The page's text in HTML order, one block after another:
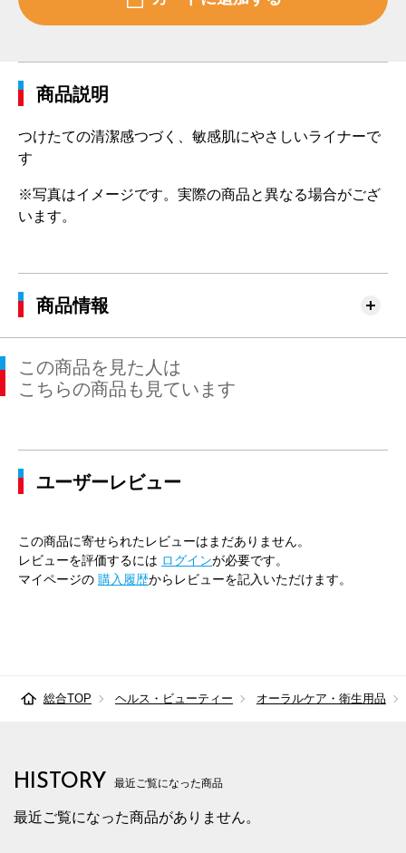
商品説明
つけたての清潔感つづく、敏感肌にやさしいライナーで
す
※写真はイメージです。実際の商品と異なる場合がござ
います。
商品情報
この商品を見た人は
こちらの商品も見ています
ユーザーレビュー
この商品に寄せられたレビューはまだありません。
レビューを評価するには ログインが必要です。
マイページの 購入履歴からレビューを記入いただけます。
総合TOP ヘルス・ビューティー オーラルケア・衛生用品
HISTORY 最近ご覧になった商品
最近ご覧になった商品がありません。